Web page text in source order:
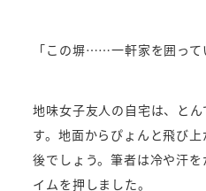
「この塀……一軒家を囲っ
地味女子友人の自宅は、と
す。地面からぴょんと飛び
後でしょう。筆者は冷や汗
イムを押しました。